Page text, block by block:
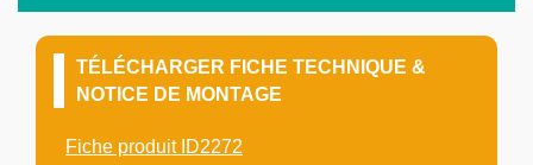
TÉLÉCHARGER FICHE TECHNIQUE &
NOTICE DE MONTAGE
Fiche produit ID2272